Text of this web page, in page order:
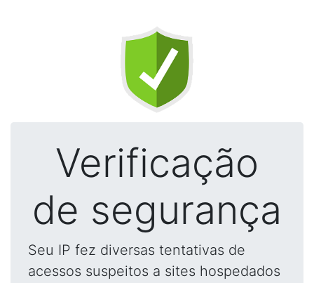
Verificação
de segurança
Seu IP fez diversas tentativas de
acessos suspeitos a sites hospedados